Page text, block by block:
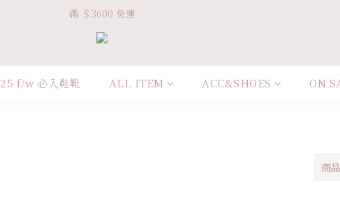
Welcome VHS.co
滿 ＄3600 免運
Welcome VHS.co
25 f/w 必入鞋靴 ALL ITEM ACC&SHOES ON
商